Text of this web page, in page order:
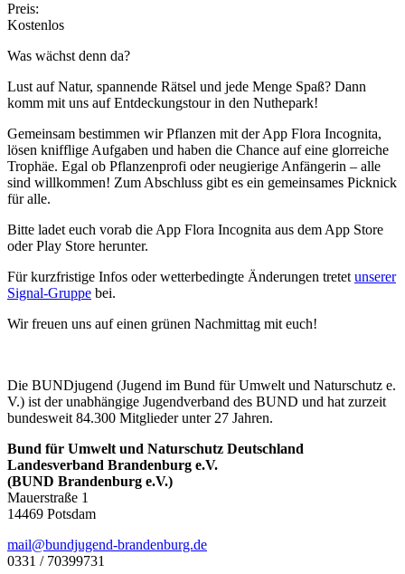
Preis:
Kostenlos
Was wächst denn da?
Lust auf Natur, spannende Rätsel und jede Menge Spaß? Dann
komm mit uns auf Entdeckungstour in den Nuthepark!
Gemeinsam bestimmen wir Pflanzen mit der App Flora Incognita,
lösen knifflige Aufgaben und haben die Chance auf eine glorreiche
Trophäe. Egal ob Pflanzenprofi oder neugierige Anfängerin – alle
sind willkommen! Zum Abschluss gibt es ein gemeinsames Picknick
für alle.
Bitte ladet euch vorab die App Flora Incognita aus dem App Store
oder Play Store herunter.
Für kurzfristige Infos oder wetterbedingte Änderungen tretet unserer
Signal-Gruppe bei.
Wir freuen uns auf einen grünen Nachmittag mit euch!
Die BUNDjugend (Jugend im Bund für Umwelt und Naturschutz e.
V.) ist der unabhängige Jugendverband des BUND und hat zurzeit
bundesweit 84.300 Mitglieder unter 27 Jahren.
Bund für Umwelt und Naturschutz Deutschland
Landesverband Brandenburg e.V.
(BUND Brandenburg e.V.)
Mauerstraße 1
14469 Potsdam
ed.grubnednarb-dnegujdnub@liam
0331 / 70399731